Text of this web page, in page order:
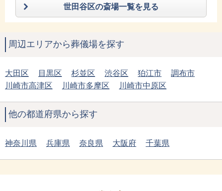
世田谷区の斎場一覧を見る
周辺エリアから葬儀場を探す
大田区 目黒区 杉並区 渋谷区 狛江市
調布市
川崎市高津区
川崎市多摩区 川崎市中原区
他の都道府県から探す
神奈川県 兵庫県 奈良県 大阪府 千葉県